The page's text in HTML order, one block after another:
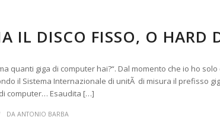
IL DISCO FISSO, O HARD
quanti giga di computer hai?“. Dal momento che io ho
il Sistema Internazionale di unitÃ di misura il prefisso
computer… Esaudita […]
DA ANTONIO BARBA